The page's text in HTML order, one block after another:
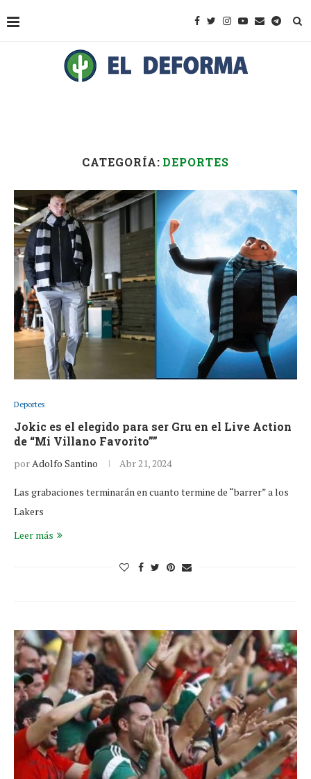
CATEGORÍA: DEPORTES
Deportes
Jokic es el elegido para ser Gru en el Live Action
de “Mi Villano Favorito””
porAdolfo Santino Abr 21, 2024
Las grabaciones terminarán en cuanto termine de “barrer” a los
Lakers
Leer más